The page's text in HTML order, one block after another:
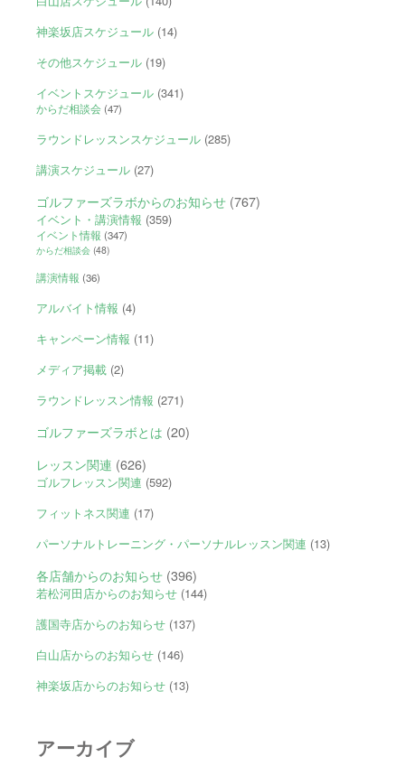
神楽坂店スケジュール(14)
その他スケジュール(19)
イベントスケジュール(341)
からだ相談会(47)
ラウンドレッスンスケジュール(285)
講演スケジュール(27)
ゴルファーズラボからのお知らせ(767)
イベント・講演情報 (359)
イベント情報 (347)
からだ相談会(48)
講演情報 (36)
アルバイト情報 (4)
キャンペーン情報 (11)
メディア掲載(2)
ラウンドレッスン情報 (271)
ゴルファーズラボとは (20)
レッスン関連 (626)
ゴルフレッスン関連 (592)
フィットネス関連 (17)
パーソナルトレーニング・パーソナルレッスン関連 (13)
各店舗からのお知らせ(396)
若松河田店からのお知らせ(144)
護国寺店からのお知らせ(137)
白山店からのお知らせ(146)
神楽坂店からのお知らせ(13)
アーカイブ